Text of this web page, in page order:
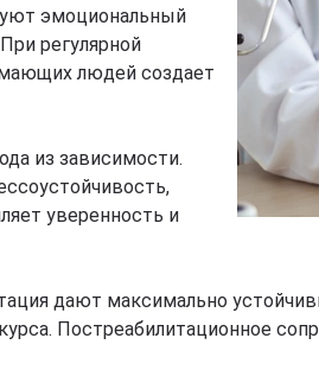
эмоциональный
регулярной
людей создает
из зависимости.
уверенность и
дают максимально
Постреабилитационное